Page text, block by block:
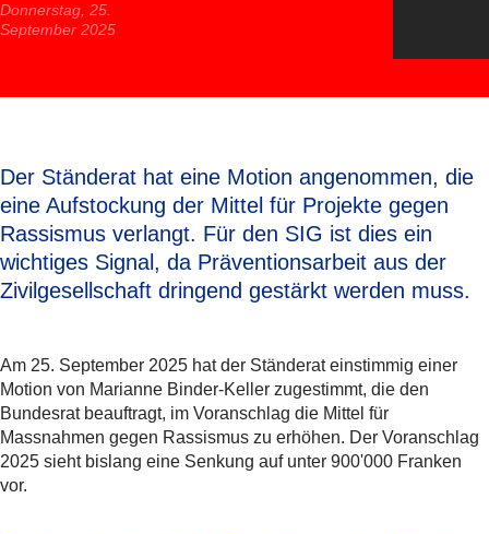
Donnerstag, 25.
September 2025
Der Ständerat hat eine Motion angenommen, die
eine Aufstockung der Mittel für Projekte gegen
Rassismus verlangt. Für den SIG ist dies ein
wichtiges Signal, da Präventionsarbeit aus der
Zivilgesellschaft dringend gestärkt werden muss.
Am 25. September 2025 hat der Ständerat einstimmig einer
Motion von Marianne Binder-Keller zugestimmt, die den
Bundesrat beauftragt, im Voranschlag die Mittel für
Massnahmen gegen Rassismus zu erhöhen. Der Voranschlag
2025 sieht bislang eine Senkung auf unter 900'000 Franken
vor.